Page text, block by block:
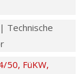
| Technische
50, FüKW,